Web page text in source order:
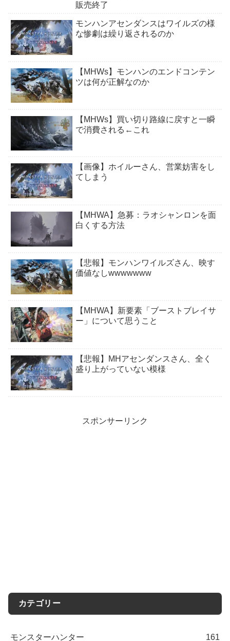
販売終了
モンハンアセンダンスはワイルズの様
な惨劇は繰り返されるのか
【MHWs】モンハンのエンドコンテン
ツは何が正解なのか
【MHWs】買い切り路線に戻すと一瞬
で消費される←これ
【画像】ホイルーさん、営業妨害をし
てしまう
【MHWA】急募：ラオシャンロンを面
白くする方法
【悲報】モンハンワイルズさん、映す
価値なしwwwwwww
【MHWA】新要素「ブーストブレイサ
ー」について思うこと
【悲報】MHアセンダンスさん、全く
盛り上がっていない模様
スポンサーリンク
カテゴリー
モンスターハンター 161